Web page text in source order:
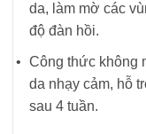
da, làm mờ các
độ đàn hồi.
Công thức không
da nhạy cảm, hỗ
sau 4 tuần.